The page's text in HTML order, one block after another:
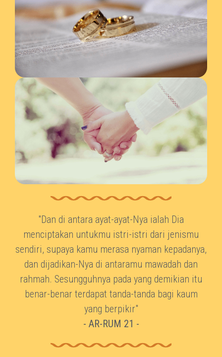
"Dan di antara ayat-ayat-Nya ialah Dia
menciptakan untukmu istri-istri dari jenismu
sendiri, supaya kamu merasa nyaman kepadanya,
dan dijadikan-Nya di antaramu mawadah dan
rahmah. Sesungguhnya pada yang demikian itu
benar-benar terdapat tanda-tanda bagi kaum
yang berpikir"
- AR-RUM 21 -